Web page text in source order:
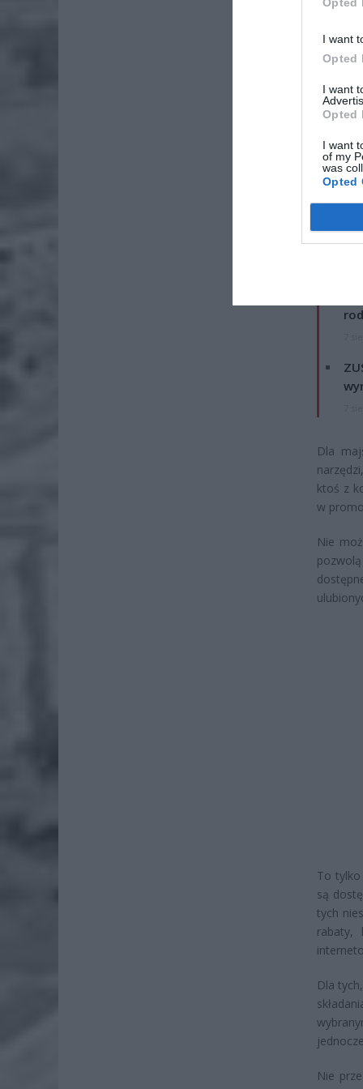
I want
Opted
I want
Opted
I want
of my
was
Opted
Dla
ktoś z
w
Nie
To
są
tych
rabaty,
Dla
Nie